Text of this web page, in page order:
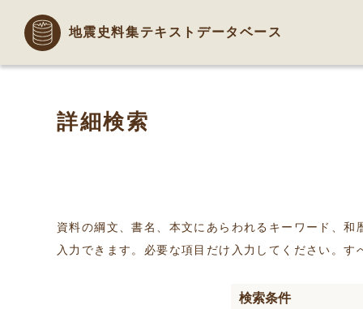
地震史料集テキストデータベース
詳細検索
資料の綱文、書名、本文にあらわれるキーワード、
入力できます。必要な項目だけ入力してください。
検索条件